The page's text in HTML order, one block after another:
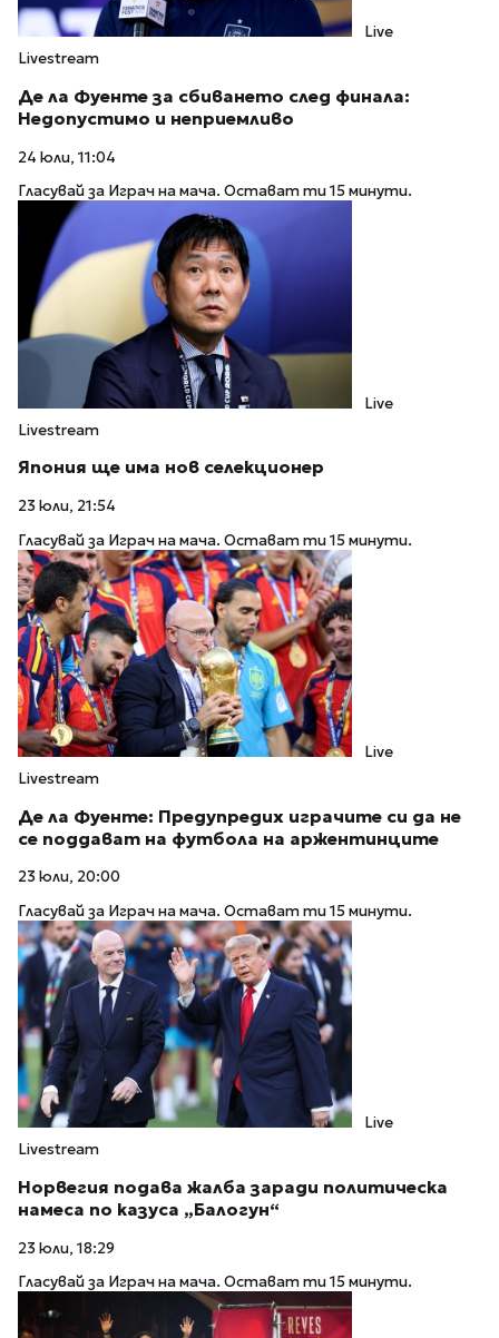
Live
Livestream
Де ла Фуенте за сбиването след финала:
Недопустимо и неприемливо
24 юли, 11:04
Гласувай за Играч на мача. Остават ти 15 минути.
Live
Livestream
Япония ще има нов селекционер
23 юли, 21:54
Гласувай за Играч на мача. Остават ти 15 минути.
Live
Livestream
Де ла Фуенте: Предупредих играчите си да не
се поддават на футбола на аржентинците
23 юли, 20:00
Гласувай за Играч на мача. Остават ти 15 минути.
Live
Livestream
Норвегия подава жалба заради политическа
намеса по казуса „Балогун“
23 юли, 18:29
Гласувай за Играч на мача. Остават ти 15 минути.